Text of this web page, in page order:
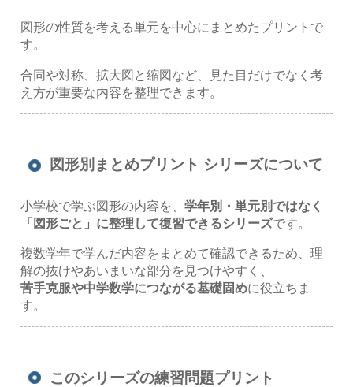
図形の性質を考える単元を中心にまとめたプリントで
す。
合同や対称、拡大図と縮図など、見た目だけでなく考
え方が重要な内容を整理できます。
図形別まとめプリント シリーズについて
小学校で学ぶ図形の内容を、学年別・単元別ではなく
「図形ごと」に整理して復習できるシリーズです。
複数学年で学んだ内容をまとめて確認できるため、理
解の抜けやあいまいな部分を見つけやすく、
苦手克服や中学数学につながる基礎固めに役立ちま
す。
このシリーズの練習問題プリント